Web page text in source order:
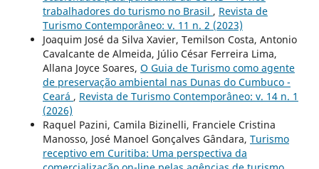
trabalhadores do turismo no Brasil , Revista de
Turismo Contemporâneo: v. 11 n. 2 (2023)
Joaquim José da Silva Xavier, Temilson Costa, Antonio
Cavalcante de Almeida, Júlio César Ferreira Lima,
Allana Joyce Soares, O Guia de Turismo como agente
de preservação ambiental nas Dunas do Cumbuco -
Ceará , Revista de Turismo Contemporâneo: v. 14 n. 1
(2026)
Raquel Pazini, Camila Bizinelli, Franciele Cristina
Manosso, José Manoel Gonçalves Gândara, Turismo
receptivo em Curitiba: Uma perspectiva da